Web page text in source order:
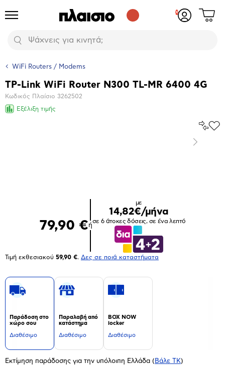
Προϊόντα
Αναζήτηση
Δες
WiFi Routers / Modems
Βασικά
χαρακτηριστικά
TP-Link WiFi Router N300 TL-MR 6400 4G
Κωδικός Πλαίσιο 3262502
Εξέλιξη τιμής
Επόμενο
79,90 €ή
με
14,82€/μήνα
σε 6 άτοκες δόσεις, σε ένα λεπτό
Τιμή εκθεσιακού 59,90 €. Δες σε ποιά καταστήματα
Παράδοση στο
χώρο σου
Διαθέσιμο
Παραλαβή από
κατάστημα
Διαθέσιμο
BOX NOW
locker
Διαθέσιμο
Εκτίμηση παράδοσης για την υπόλοιπη Ελλάδα ( Βάλε ΤΚ)